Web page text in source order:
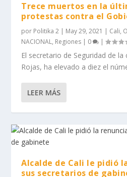
Trece muertos en la
protestas contra el
por Politika 2 | May 29, 2021 | Cali,
NACIONAL, Regiones | 0 |
El secretario de Seguridad de la
Rojas, ha elevado a diez el
LEER MÁS
Alcalde de Cali le pidió
sus secretarios de